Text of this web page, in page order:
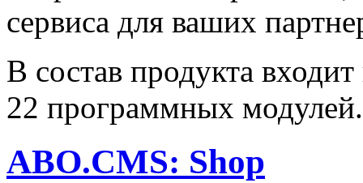
сервиса для ваших
В состав продукта
22 программных модулей.
ABO.CMS: Shop